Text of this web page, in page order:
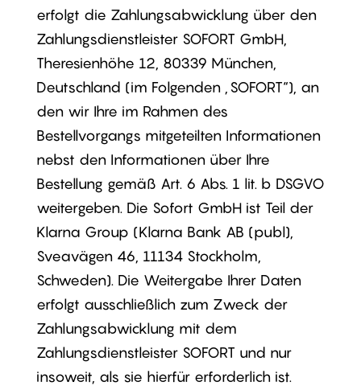
erfolgt die Zahlungsabwicklung über den
Zahlungsdienstleister SOFORT GmbH,
Theresienhöhe 12, 80339 München,
Deutschland (im Folgenden „SOFORT“), an
den wir Ihre im Rahmen des
Bestellvorgangs mitgeteilten Informationen
nebst den Informationen über Ihre
Bestellung gemäß Art. 6 Abs. 1 lit. b DSGVO
weitergeben. Die Sofort GmbH ist Teil der
Klarna Group (Klarna Bank AB (publ),
Sveavägen 46, 11134 Stockholm,
Schweden). Die Weitergabe Ihrer Daten
erfolgt ausschließlich zum Zweck der
Zahlungsabwicklung mit dem
Zahlungsdienstleister SOFORT und nur
insoweit, als sie hierfür erforderlich ist.